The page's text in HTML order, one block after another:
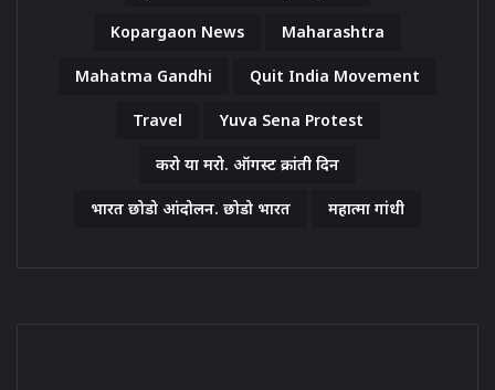
Kopargaon News Maharashtra
Mahatma Gandhi Quit India Movement
Travel Yuva Sena Protest
करो या मरो. ऑगस्ट क्रांती दिन
भारत छोडो आंदोलन. छोडो भारत महात्मा गांधी